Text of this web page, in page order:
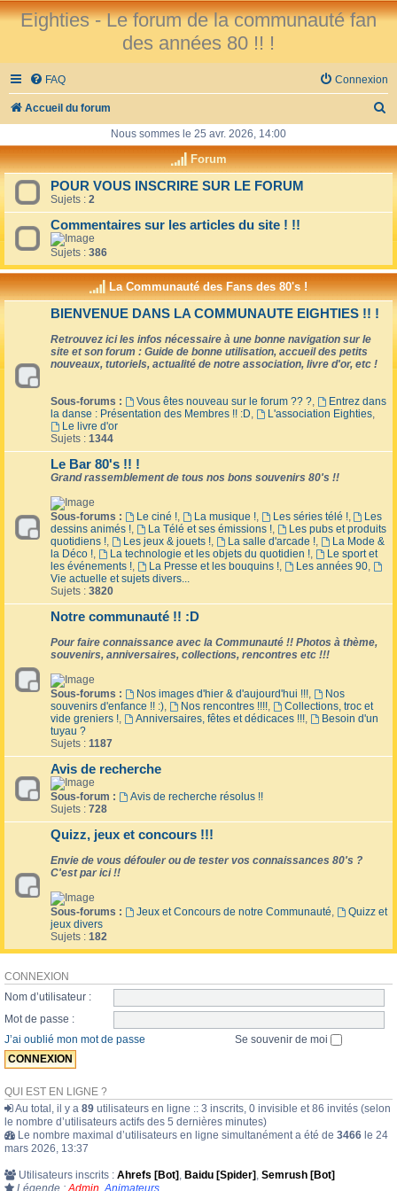
Eighties - Le forum de la communauté fan
des années 80 !! !
FAQ Connexion
Accueil du forum
h
h
e
Nous sommes le 25 avr. 2026, 14:00
Forum
POUR VOUS INSCRIRE SUR LE FORUM
Sujets : 2
Commentaires sur les articles du site ! !!
Sujets : 386
La Communauté des Fans des 80's !
BIENVENUE DANS LA COMMUNAUTE EIGHTIES !! !
Retrouvez ici les infos nécessaire à une bonne navigation sur le
site et son forum : Guide de bonne utilisation, accueil des petits
nouveaux, tutoriels, actualité de notre association, livre d'or, etc !
Sous-forums : Vous êtes nouveau sur le forum ?? ?,
Entrez dans
la danse : Présentation des Membres !! :D, L'association Eighties,
Le livre d'or
Sujets : 1344
Le Bar 80's !! !
Grand rassemblement de tous nos bons souvenirs 80's !!
Sous-forums : Le ciné !, La musique !, Les séries télé !,
Les
dessins animés !, La Télé et ses émissions !,
Les pubs et produits
quotidiens !, Les jeux & jouets !, La salle d'arcade !,
La Mode &
la Déco !, La technologie et les objets du quotidien !,
Le sport et
les événements !, La Presse et les bouquins !, Les années 90,
Vie actuelle et sujets divers...
Sujets : 3820
Notre communauté !! :D
Pour faire connaissance avec la Communauté !! Photos à thème,
souvenirs, anniversaires, collections, rencontres etc !!!
Sous-forums : Nos images d'hier & d'aujourd'hui !!!,
Nos
souvenirs d'enfance !! :), Nos rencontres !!!!,
Collections, troc et
vide greniers !, Anniversaires, fêtes et dédicaces !!!,
Besoin d'un
tuyau ?
Sujets : 1187
Avis de recherche
Sous-forum :
Avis de recherche résolus !!
Sujets : 728
Quizz, jeux et concours !!!
Envie de vous défouler ou de tester vos connaissances 80's ?
C'est par ici !!
Sous-forums : Jeux et Concours de notre Communauté,
Quizz et
jeux divers
Sujets : 182
CONNEXION
Nom d’utilisateur :
Mot de passe :
J’ai oublié mon mot de passe
Se souvenir de moi
QUI EST EN LIGNE ?
Au total, il y a 89 utilisateurs en ligne :: 3 inscrits, 0 invisible et 86 invités (selon
le nombre d’utilisateurs actifs des 5 dernières minutes)
Le nombre maximal d’utilisateurs en ligne simultanément a été de 3466 le 24
mars 2026, 13:37
Utilisateurs inscrits : Ahrefs [Bot] , Baidu [Spider] , Semrush [Bot]
Légende : Admin Animateurs